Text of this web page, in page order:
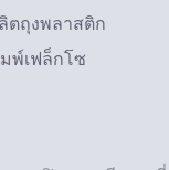
ตถุงพลาสติก
พ์เฟล็กโซ